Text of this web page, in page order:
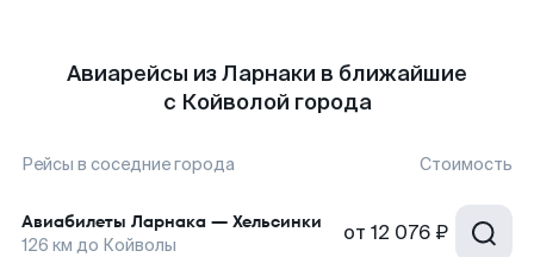
Авиарейсы из Ларнаки в ближайшие
с Койволой города
Рейсы в соседние города Стоимость
Авиабилеты Ларнака — Хельсинки
126 км до Койволы от 12 076 ₽